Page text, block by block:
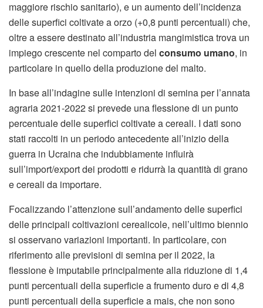
maggiore rischio sanitario), e un aumento dell’incidenza
delle superfici coltivate a orzo (+0,8 punti percentuali) che,
oltre a essere destinato all’industria mangimistica trova un
impiego crescente nel comparto del consumo umano, in
particolare in quello della produzione del malto.
In base all’indagine sulle intenzioni di semina per l’annata
agraria 2021-2022 si prevede una flessione di un punto
percentuale delle superfici coltivate a cereali. I dati sono
stati raccolti in un periodo antecedente all’inizio della
guerra in Ucraina che indubbiamente influirà
sull’import/export dei prodotti e ridurrà la quantità di grano
e cereali da importare.
Focalizzando l’attenzione sull’andamento delle superfici
delle principali coltivazioni cerealicole, nell’ultimo biennio
si osservano variazioni importanti. In particolare, con
riferimento alle previsioni di semina per il 2022, la
flessione è imputabile principalmente alla riduzione di 1,4
punti percentuali della superficie a frumento duro e di 4,8
punti percentuali della superficie a mais, che non sono